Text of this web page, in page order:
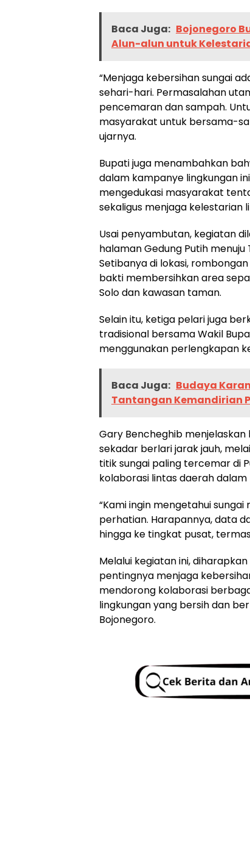
Baca Juga: Bojonegoro
Alun-alun untuk
“Menjaga kebersihan sungai
sehari-hari. Permasalahan
pencemaran dan sampah.
masyarakat untuk bersama-
ujarnya.
Bupati juga menambahkan
dalam kampanye lingkungan
mengedukasi masyarakat
sekaligus menjaga kelestarian
Usai penyambutan, kegiatan
halaman Gedung Putih menuju
Setibanya di lokasi,
bakti membersihkan area
Solo dan kawasan taman.
Selain itu, ketiga pelari juga
tradisional bersama Wakil
menggunakan perlengkapan
Baca Juga: Budaya
Tantangan Kemandirian
Gary Bencheghib menjelaskan
sekadar berlari jarak jauh,
titik sungai paling tercemar di
kolaborasi lintas daerah
“Kami ingin mengetahui
perhatian. Harapannya, data
hingga ke tingkat pusat,
Melalui kegiatan ini,
pentingnya menjaga
mendorong kolaborasi
lingkungan yang bersih dan
Bojonegoro.